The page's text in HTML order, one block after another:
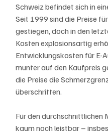
Schweiz befindet sich in
Seit 1999 sind die Preise
gestiegen, doch in den
Kosten explosionsartig
Entwicklungskosten für E-
munter auf den Kaufpreis
die Preise die
überschritten.
Für den durchschnittlichen
kaum noch leistbar –